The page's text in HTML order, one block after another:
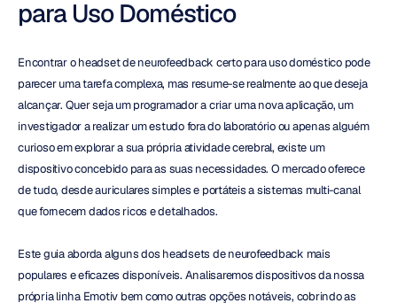
para Uso Doméstico
Encontrar o headset de neurofeedback certo para uso doméstico pode
parecer uma tarefa complexa, mas resume-se realmente ao que deseja
alcançar. Quer seja um programador a criar uma nova aplicação, um
investigador a realizar um estudo fora do laboratório ou apenas alguém
curioso em explorar a sua própria atividade cerebral, existe um
dispositivo concebido para as suas necessidades. O mercado oferece
de tudo, desde auriculares simples e portáteis a sistemas multi-canal
que fornecem dados ricos e detalhados.
Este guia aborda alguns dos headsets de neurofeedback mais
populares e eficazes disponíveis. Analisaremos dispositivos da nossa
própria linha Emotiv bem como outras opções notáveis, cobrindo as